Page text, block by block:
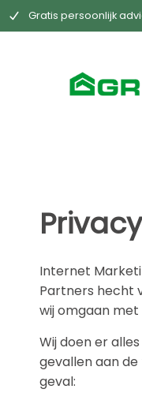
Gratis persoonlijk
Internet
Partners hecht
wij omgaan
Wij doen er
gevallen aan
geval: